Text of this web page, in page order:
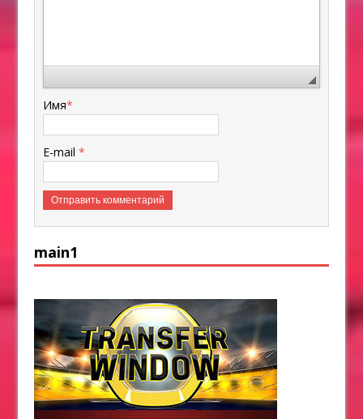
Имя*
E-mail*
main1